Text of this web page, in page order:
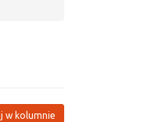
w kolumnie